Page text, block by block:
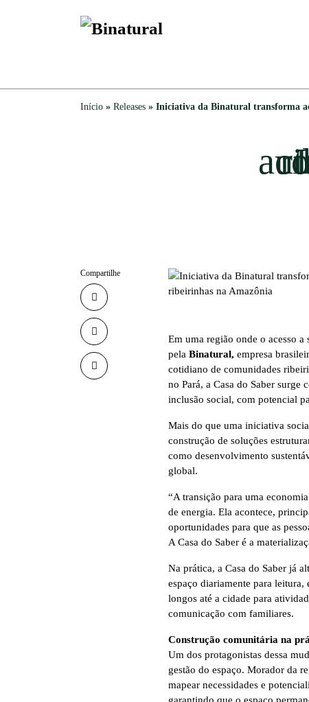
Início » Releases » Iniciativa da Binatural transforma
Em uma região onde o acesso
pela Binatural, empresa
cotidiano de comunidades
no Pará, a Casa do Saber
inclusão social, com potencial
Mais do que uma iniciativa
construção de soluções
como desenvolvimento
global.
“A transição para uma
de energia. Ela acontece,
oportunidades para que as
A Casa do Saber é a
Na prática, a Casa do Saber já
espaço diariamente para leitura,
longos até a cidade para
comunicação com familiares.
Construção comunitária na
Um dos protagonistas dessa
gestão do espaço. Morador da
mapear necessidades e
Compartilhe